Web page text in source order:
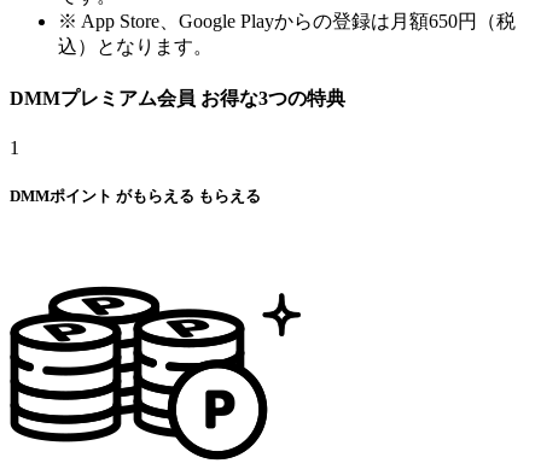
※ App Store、Google Playからの登録は月額650円（税
込）となります。
DMMプレミアム会員 お得な3つの特典
1
DMMポイント がもらえる もらえる